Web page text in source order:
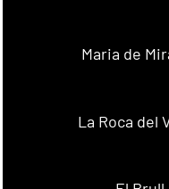
Maria de
La Roca del